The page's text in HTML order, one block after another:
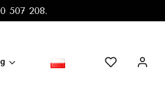
507 208.